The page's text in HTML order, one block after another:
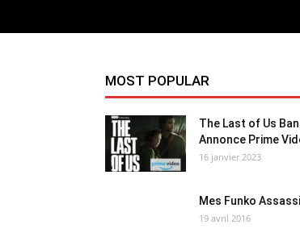
MOST POPULAR
The Last of Us
Annonce Prime
16 janvier 2023
Mes Funko
19 avril 2016